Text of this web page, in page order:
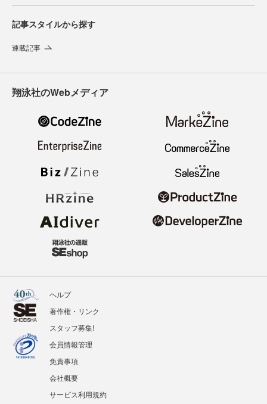
記事スタイルから探す
連載記事
翔泳社のWebメディア
ヘルプ
著作権・リンク
スタッフ募集!
会員情報管理
免責事項
会社概要
サービス利用規約